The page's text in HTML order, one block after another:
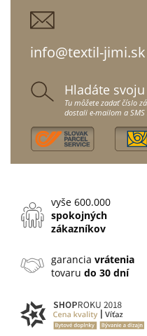
info@textil-jimi.sk
Hladáte
Tu môžete zadať číslo
dostali e-mailom a SMS
vyše 600.000
spokojných
zákazníkov
garanciavrátenia
tovarudo 30 dní